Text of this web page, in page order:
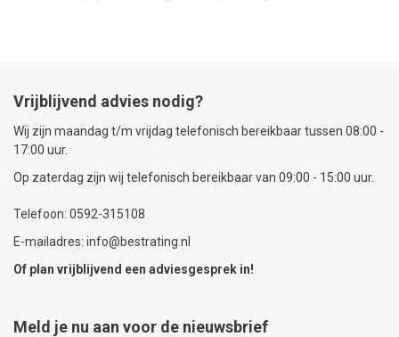
Vrijblijvend advies nodig?
Wij zijn maandag t/m vrijdag telefonisch bereikbaar tussen 08:00 -
17:00 uur.
Op zaterdag zijn wij telefonisch bereikbaar van 09:00 - 15:00 uur.
Telefoon: 0592-315108
E-mailadres: info@bestrating.nl
Of plan vrijblijvend een adviesgesprek in!
Meld je nu aan voor de nieuwsbrief